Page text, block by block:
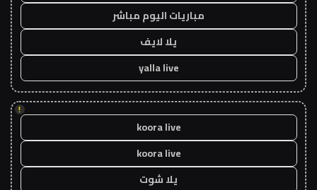
مباريات اليوم مباشر
يلا لايف
yalla live
!
koora live
koora live
يلا شوت